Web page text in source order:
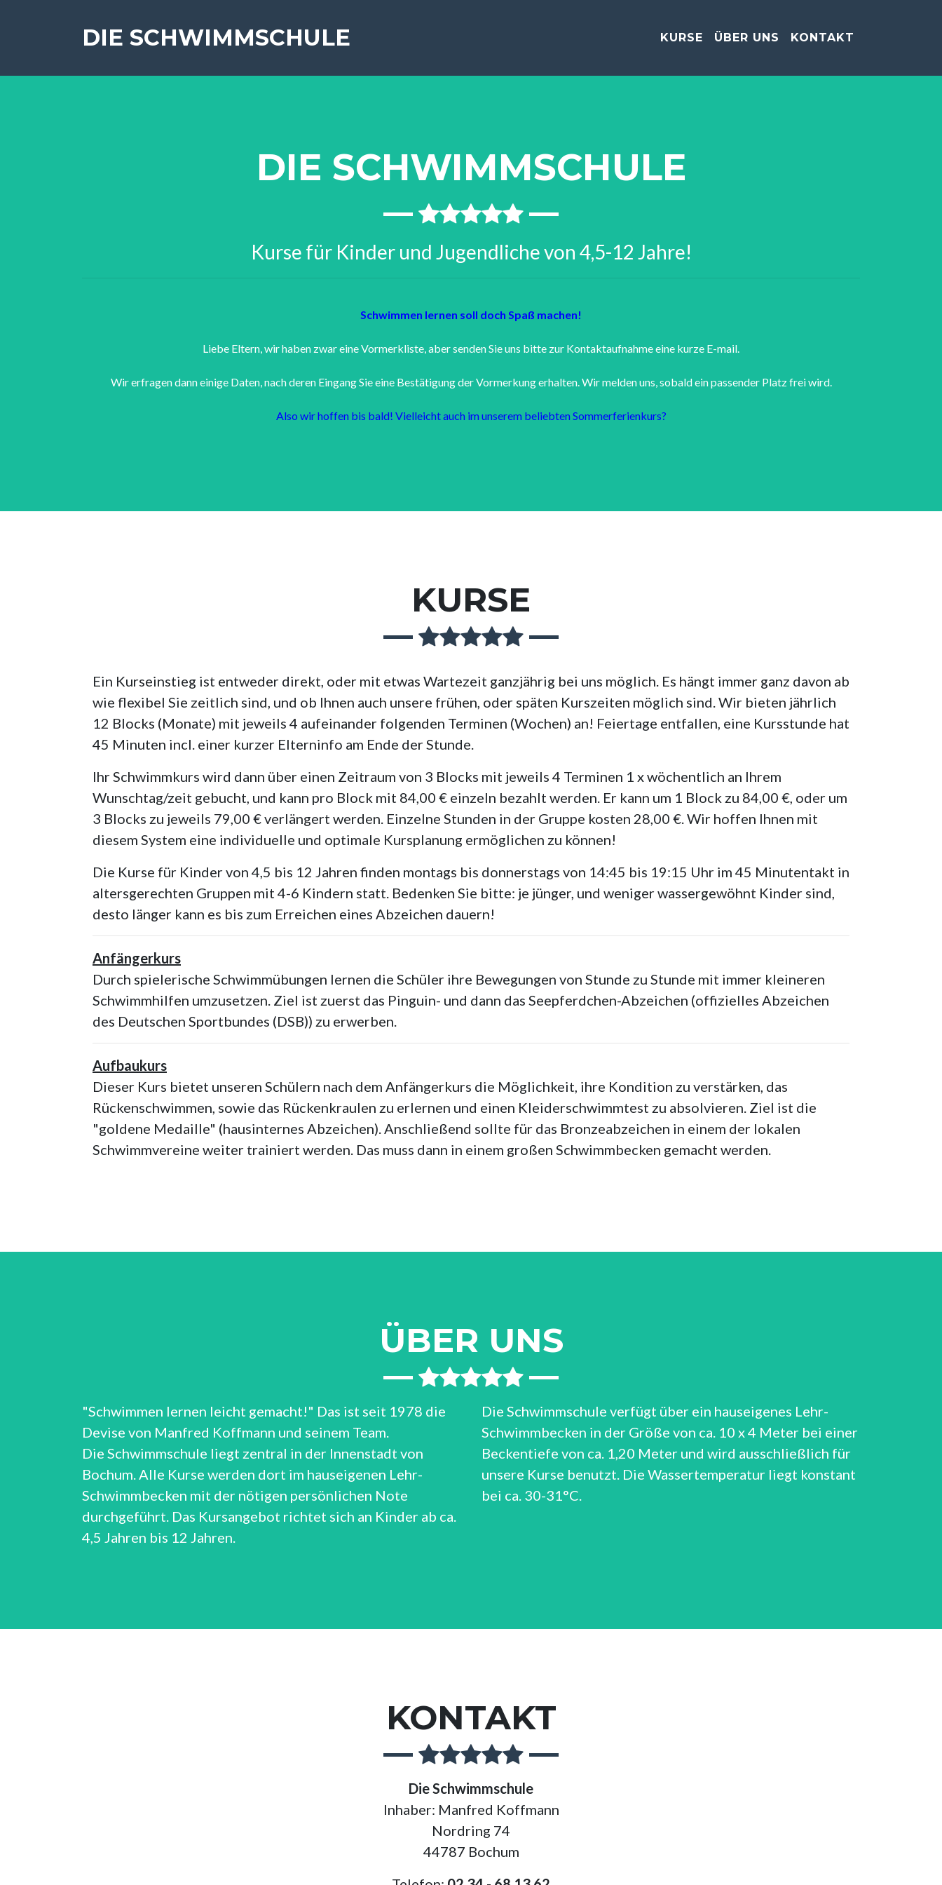
DIE SCHWIMMSCHULE KURSE ÜBER UNS KONTAKT
DIE SCHWIMMSCHULE
Kurse für Kinder und Jugendliche von 4,5-12 Jahre!
Schwimmen lernen soll doch Spaß machen!
Liebe Eltern, wir haben zwar eine Vormerkliste, aber senden Sie uns bitte zur Kontaktaufnahme eine kurze E-mail.
Wir erfragen dann einige Daten, nach deren Eingang Sie eine Bestätigung der Vormerkung erhalten. Wir melden uns, sobald ein passender Platz frei wird.
Also wir hoffen bis bald! Vielleicht auch im unserem beliebten Sommerferienkurs?
KURSE
Ein Kurseinstieg ist entweder direkt, oder mit etwas Wartezeit ganzjährig bei uns möglich. Es hängt immer ganz davon ab
wie flexibel Sie zeitlich sind, und ob Ihnen auch unsere frühen, oder späten Kurszeiten möglich sind. Wir bieten jährlich
12 Blocks (Monate) mit jeweils 4 aufeinander folgenden Terminen (Wochen) an! Feiertage entfallen, eine Kursstunde hat
45 Minuten incl. einer kurzer Elterninfo am Ende der Stunde.
Ihr Schwimmkurs wird dann über einen Zeitraum von 3 Blocks mit jeweils 4 Terminen 1 x wöchentlich an Ihrem
Wunschtag/zeit gebucht, und kann pro Block mit 84,00 € einzeln bezahlt werden. Er kann um 1 Block zu 84,00 €, oder um
3 Blocks zu jeweils 79,00 € verlängert werden. Einzelne Stunden in der Gruppe kosten 28,00 €. Wir hoffen Ihnen mit
diesem System eine individuelle und optimale Kursplanung ermöglichen zu können!
Die Kurse für Kinder von 4,5 bis 12 Jahren finden montags bis donnerstags von 14:45 bis 19:15 Uhr im 45 Minutentakt in
altersgerechten Gruppen mit 4-6 Kindern statt. Bedenken Sie bitte: je jünger, und weniger wassergewöhnt Kinder sind,
desto länger kann es bis zum Erreichen eines Abzeichen dauern!
Anfängerkurs
Durch spielerische Schwimmübungen lernen die Schüler ihre Bewegungen von Stunde zu Stunde mit immer kleineren
Schwimmhilfen umzusetzen. Ziel ist zuerst das Pinguin- und dann das Seepferdchen-Abzeichen (offizielles Abzeichen
des Deutschen Sportbundes (DSB)) zu erwerben.
Aufbaukurs
Dieser Kurs bietet unseren Schülern nach dem Anfängerkurs die Möglichkeit, ihre Kondition zu verstärken, das
Rückenschwimmen, sowie das Rückenkraulen zu erlernen und einen Kleiderschwimmtest zu absolvieren. Ziel ist die
"goldene Medaille" (hausinternes Abzeichen). Anschließend sollte für das Bronzeabzeichen in einem der lokalen
Schwimmvereine weiter trainiert werden. Das muss dann in einem großen Schwimmbecken gemacht werden.
ÜBER UNS
"Schwimmen lernen leicht gemacht!" Das ist seit 1978 die
Devise von Manfred Koffmann und seinem Team.
Die Schwimmschule liegt zentral in der Innenstadt von
Bochum. Alle Kurse werden dort im hauseigenen Lehr-
Schwimmbecken mit der nötigen persönlichen Note
durchgeführt. Das Kursangebot richtet sich an Kinder ab ca.
4,5 Jahren bis 12 Jahren.
Die Schwimmschule verfügt über ein hauseigenes Lehr-
Schwimmbecken in der Größe von ca. 10 x 4 Meter bei einer
Beckentiefe von ca. 1,20 Meter und wird ausschließlich für
unsere Kurse benutzt. Die Wassertemperatur liegt konstant
bei ca. 30-31°C.
KONTAKT
Die Schwimmschule
Inhaber: Manfred Koffmann
Nordring 74
44787 Bochum